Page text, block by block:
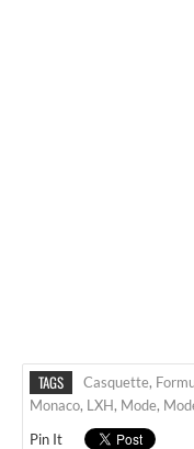
TAGS Casquette,
Monaco, LXH, Mode,
Pin It